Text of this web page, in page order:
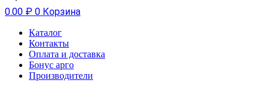
0.00 ₽ 0 Корзина
Каталог
Контакты
Оплата и доставка
Бонус арго
Производители